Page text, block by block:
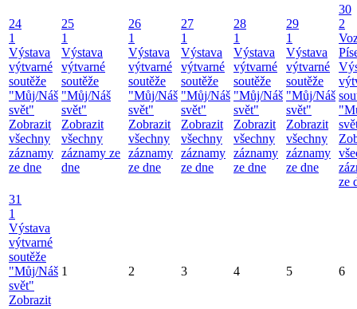
24
1
Výstava
výtvarné
soutěže
"Můj/Náš
svět"
Zobrazit
všechny
záznamy
ze dne
25
1
Výstava
výtvarné
soutěže
"Můj/Náš
svět"
Zobrazit
všechny
záznamy ze
dne
26
1
Výstava
výtvarné
soutěže
"Můj/Náš
svět"
Zobrazit
všechny
záznamy
ze dne
27
1
Výstava
výtvarné
soutěže
"Můj/Náš
svět"
Zobrazit
všechny
záznamy
ze dne
28
1
Výstava
výtvarné
soutěže
"Můj/Náš
svět"
Zobrazit
všechny
záznamy
ze dne
29
1
Výstava
výtvarné
soutěže
"Můj/Náš
svět"
Zobrazit
všechny
záznamy
ze dne
30
2
ze
31
1
Výstava
výtvarné
soutěže
"Můj/Náš
svět"
Zobrazit
1 2 3 4 5 6